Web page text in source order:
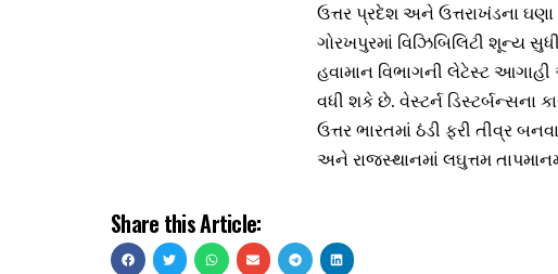
ઉત્તર પ્રદેશ અને ઉત્તરાખંડના ઘણા
ગોરખપુરમાં વિઝિબિલિટી શૂન્ય
હવામાન વિભાગની લેટેસ્ટ
વધી શકે છે. વેસ્ટર્ન ડિસ્ટર્બન્સના
ઉત્તર ભારતમાં ઠંડી ફરી તીવ્ર
અને રાજસ્થાનમાં લઘુત્તમ
Share this Article: